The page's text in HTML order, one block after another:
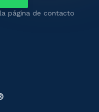
página de contacto